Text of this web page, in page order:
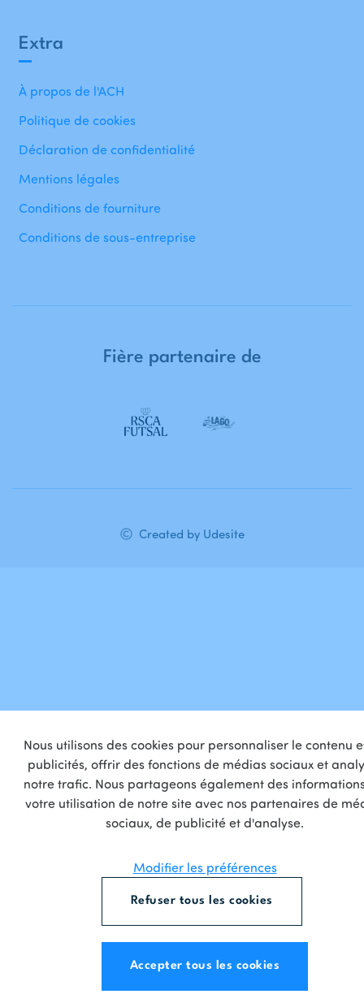
Nous utilisons des cookies pour personnaliser le contenu
publicités, offrir des fonctions de médias sociaux et
notre trafic. Nous partageons également des
votre utilisation de notre site avec nos partenaires de
sociaux, de publicité et d'analyse.
Modifier les préférences
Refuser tous les cookies
Accepter tous les cookies
Extra
À propos de l'ACH
Politique de cookies
Déclaration de confidentialité
Mentions légales
Conditions de fourniture
Conditions de sous-entreprise
Fière partenaire de
Created by Udesite